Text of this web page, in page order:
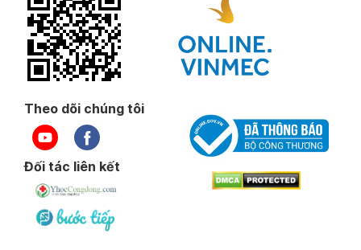
Theo dõi chúng tôi
Đối tác liên kết